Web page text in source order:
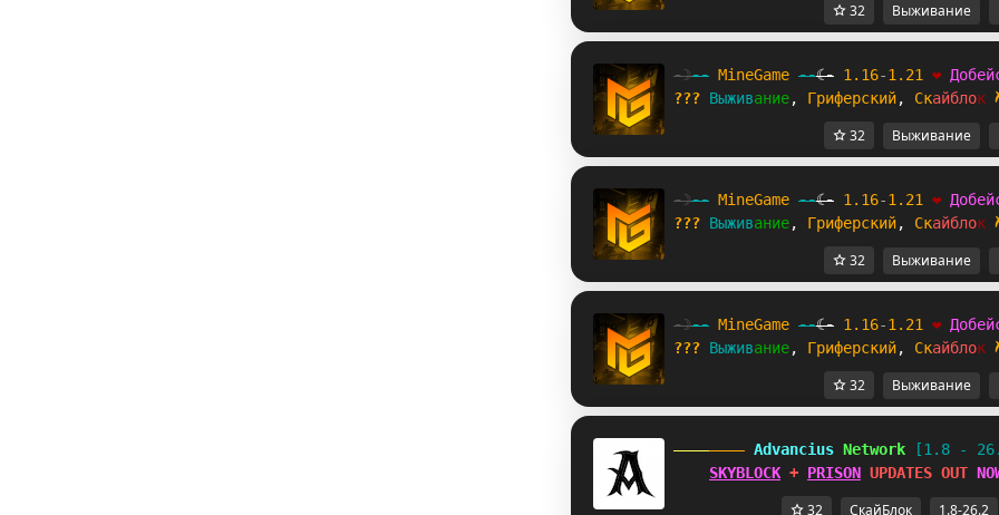
32 Выживание
-☽-- Mi neGame --☾- 1.16-1.21 ❤ Добей
??? Выживание, Гриферский, Скайблок
32 Выживание
-☽-- Mi neGame --☾- 1.16-1.21 ❤ Добей
??? Выживание, Гриферский, Скайблок
32 Выживание
-☽-- Mi neGame --☾- 1.16-1.21 ❤ Добей
??? Выживание, Гриферский, Скайблок
32 Выживание
Advancius Network
[1.8 -
SKYBLOCK + PRISON UPDATES OUT
32 СкайБлок 1.8-26.2